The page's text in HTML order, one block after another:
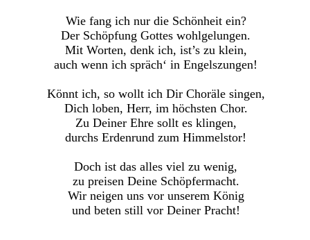
Wie fang ich nur die Schönheit ein?
Der Schöpfung Gottes wohlgelungen.
Mit Worten, denk ich, ist’s zu klein,
auch wenn ich spräch‘ in Engelszungen!
Könnt ich, so wollt ich Dir Choräle singen,
Dich loben, Herr, im höchsten Chor.
Zu Deiner Ehre sollt es klingen,
durchs Erdenrund zum Himmelstor!
Doch ist das alles viel zu wenig,
zu preisen Deine Schöpfermacht.
Wir neigen uns vor unserem König
und beten still vor Deiner Pracht!